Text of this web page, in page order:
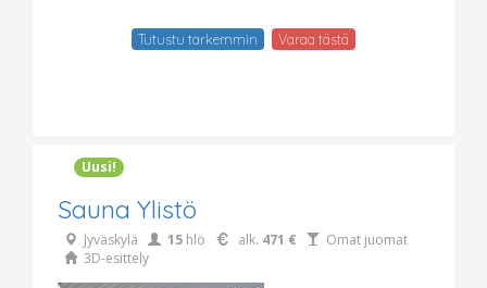
Tutustu tarkemmin Varaa tästä
Uusi!
Sauna Ylistö
Jyväskylä 15 hlö alk. 471 €
Omat juomat
3D-esittely